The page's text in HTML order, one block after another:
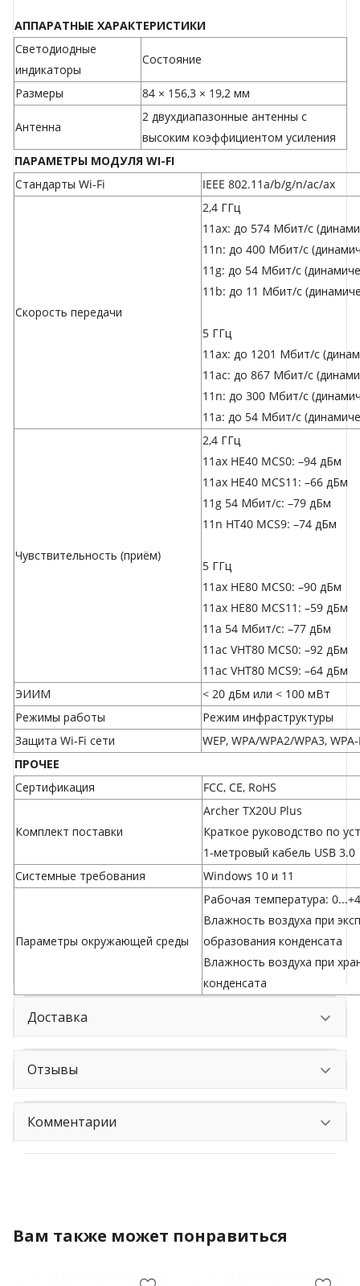
АППАРАТНЫЕ ХАРАКТЕРИСТИКИ
Светодиодные
индикаторы
Состояние
Размеры 84 × 156,3 × 19,2 мм
Антенна
2 двухдиапазонные антенны с
высоким коэффициентом усиления
ПАРАМЕТРЫ МОДУЛЯ WI-FI
Стандарты Wi-Fi
IEEE 802.11a/b/g/n/ac/ax
Скороcть передачи
2,4 ГГц
11ax: до 574 Мбит/с
11n: до 400 Мбит/с
11g: до 54 Мбит/с
11b: до 11 Мбит/с
5 ГГц
11ax: до 1201 Мбит/с
11ac: до 867 Мбит/с
11n: до 300 Мбит/с
11a: до 54 Мбит/с
Чувствительность (приём)
2,4 ГГц
11ax HE40 MCS0: –94 дБм
11ax HE40 MCS11: –66 дБм
11g 54 Мбит/с: –79 дБм
11n HT40 MCS9: –74 дБм
5 ГГц
11ax HE80 MCS0: –90 дБм
11ax HE80 MCS11: –59 дБм
11a 54 Мбит/с: –77 дБм
11ac VHT80 MCS0: –92 дБм
11ac VHT80 MCS9: –64 дБм
ЭИИМ
< 20 дБм или < 100 мВт
Режимы работы
Режим инфраструктуры
Защита Wi-Fi сети
WEP, WPA/WPA2/WPA3,
ПРОЧЕЕ
Сертификация
FCC, CE, RoHS
Комплект поставки
Archer TX20U Plus
Краткое руководство по
1-метровый кабель USB 3.0
Системные требования
Windows 10 и 11
Параметры окружающей среды
Рабочая температура:
Влажность воздуха при
образования конденсата
Влажность воздуха при
конденсата
Доставка
Отзывы
Комментарии
Вам также может понравиться